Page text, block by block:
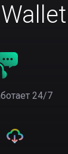
24/7